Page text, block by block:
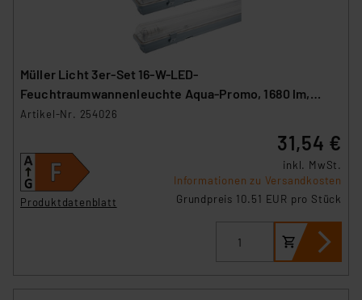
Müller Licht 3er-Set 16-W-LED-
Feuchtraumwannenleuchte Aqua-Promo, 1680 lm,
4000 K, IP65, 120 cm
Artikel-Nr. 254026
Produktdatenblatt
31,54 €
inkl. MwSt.
Informationen zu Versandkosten
Grundpreis 10.51 EUR pro Stück